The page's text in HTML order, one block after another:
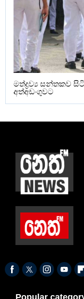
මත්ද්‍රව්‍ය සන්තකව
අත්අඩංගුවට